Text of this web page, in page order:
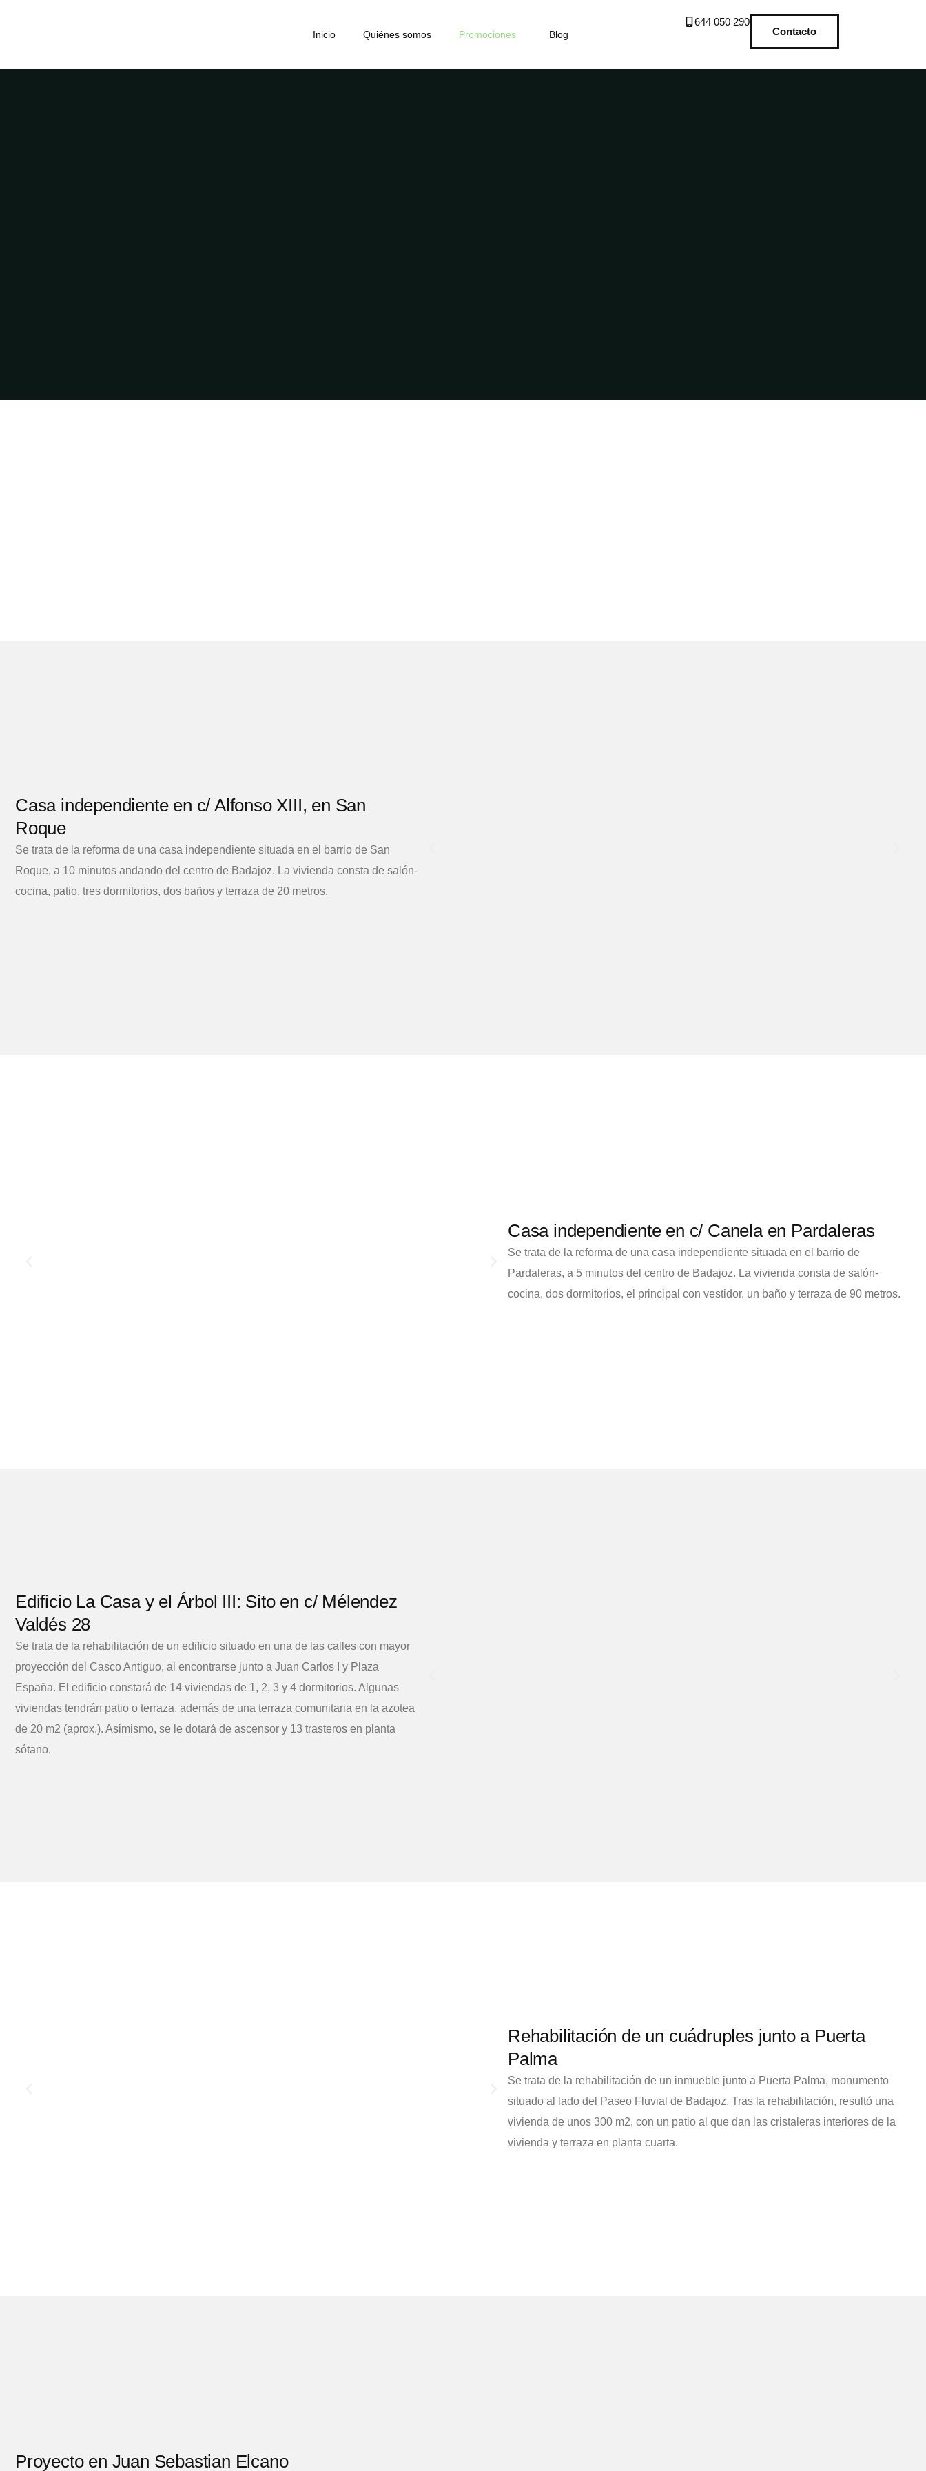
Inicio Quiénes somos Promociones Blog
644 050 290
Contacto
Casa independiente en c/ Alfonso XIII, en San
Roque
Se trata de la reforma de una casa independiente situada en el barrio de San
Roque, a 10 minutos andando del centro de Badajoz. La vivienda consta de salón-
cocina, patio, tres dormitorios, dos baños y terraza de 20 metros.
Casa independiente en c/ Canela en Pardaleras
Se trata de la reforma de una casa independiente situada en el barrio de
Pardaleras, a 5 minutos del centro de Badajoz. La vivienda consta de salón-
cocina, dos dormitorios, el principal con vestidor, un baño y terraza de 90 metros.
Edificio La Casa y el Árbol III: Sito en c/ Mélendez
Valdés 28
Se trata de la rehabilitación de un edificio situado en una de las calles con mayor
proyección del Casco Antiguo, al encontrarse junto a Juan Carlos I y Plaza
España. El edificio constará de 14 viviendas de 1, 2, 3 y 4 dormitorios. Algunas
viviendas tendrán patio o terraza, además de una terraza comunitaria en la azotea
de 20 m2 (aprox.). Asimismo, se le dotará de ascensor y 13 trasteros en planta
sótano.
Rehabilitación de un cuádruples junto a Puerta
Palma
Se trata de la rehabilitación de un inmueble junto a Puerta Palma, monumento
situado al lado del Paseo Fluvial de Badajoz. Tras la rehabilitación, resultó una
vivienda de unos 300 m2, con un patio al que dan las cristaleras interiores de la
vivienda y terraza en planta cuarta.
Proyecto en Juan Sebastian Elcano